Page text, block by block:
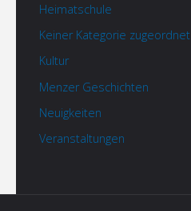
Heimatschule
Keiner Kategorie zugeordnet
Kultur
Menzer Geschichten
Neuigkeiten
Veranstaltungen